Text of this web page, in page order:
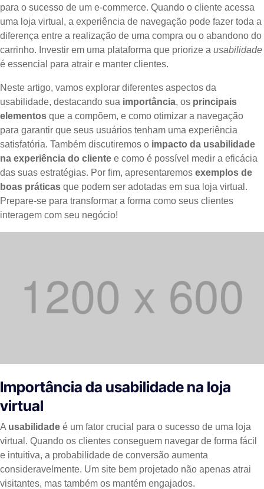
para o sucesso de um e-commerce. Quando o cliente acessa
uma loja virtual, a experiência de navegação pode fazer toda a
diferença entre a realização de uma compra ou o abandono do
carrinho. Investir em uma plataforma que priorize a usabilidade
é essencial para atrair e manter clientes.
Neste artigo, vamos explorar diferentes aspectos da
usabilidade, destacando sua importância, os principais
elementos que a compõem, e como otimizar a navegação
para garantir que seus usuários tenham uma experiência
satisfatória. Também discutiremos o impacto da usabilidade
na experiência do cliente e como é possível medir a eficácia
das suas estratégias. Por fim, apresentaremos exemplos de
boas práticas que podem ser adotadas em sua loja virtual.
Prepare-se para transformar a forma como seus clientes
interagem com seu negócio!
Importância da usabilidade na loja
virtual
A usabilidade é um fator crucial para o sucesso de uma loja
virtual. Quando os clientes conseguem navegar de forma fácil
e intuitiva, a probabilidade de conversão aumenta
consideravelmente. Um site bem projetado não apenas atrai
visitantes, mas também os mantém engajados.